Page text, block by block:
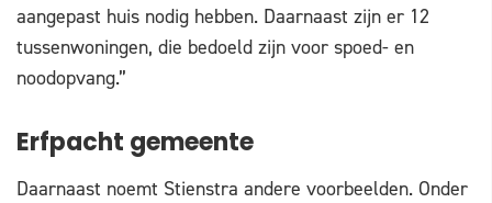
aangepast huis nodig hebben. Daarnaast zijn er 12
tussenwoningen, die bedoeld zijn voor spoed- en
noodopvang.”
Erfpacht gemeente
Daarnaast noemt Stienstra andere voorbeelden. Onder